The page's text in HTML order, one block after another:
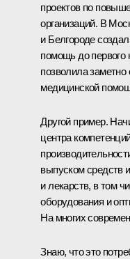
проектов по
организаций. В
и Белгороде
помощь до первого
позволила заметно
медицинской
Другой пример.
центра
выпуском средств
и лекарств, в том
оборудования и
На многих
Знаю, что это